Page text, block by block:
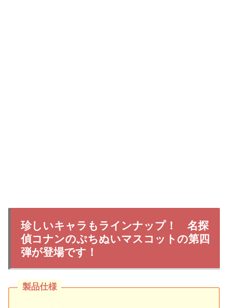
珍しいキャラもラインナップ！ 名探
偵コナンのぷちぬいマスコットの第四
弾が登場です！